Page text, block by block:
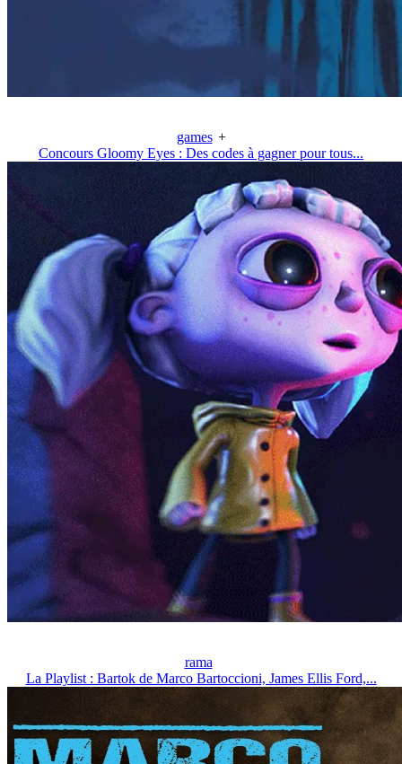
games +
Concours Gloomy Eyes : Des codes à gagner pour tous...
rama
La Playlist : Bartok de Marco Bartoccioni, James Ellis Ford,...